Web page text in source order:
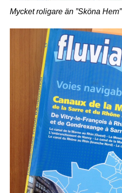
Mycket roligare än ”Sköna Hem”